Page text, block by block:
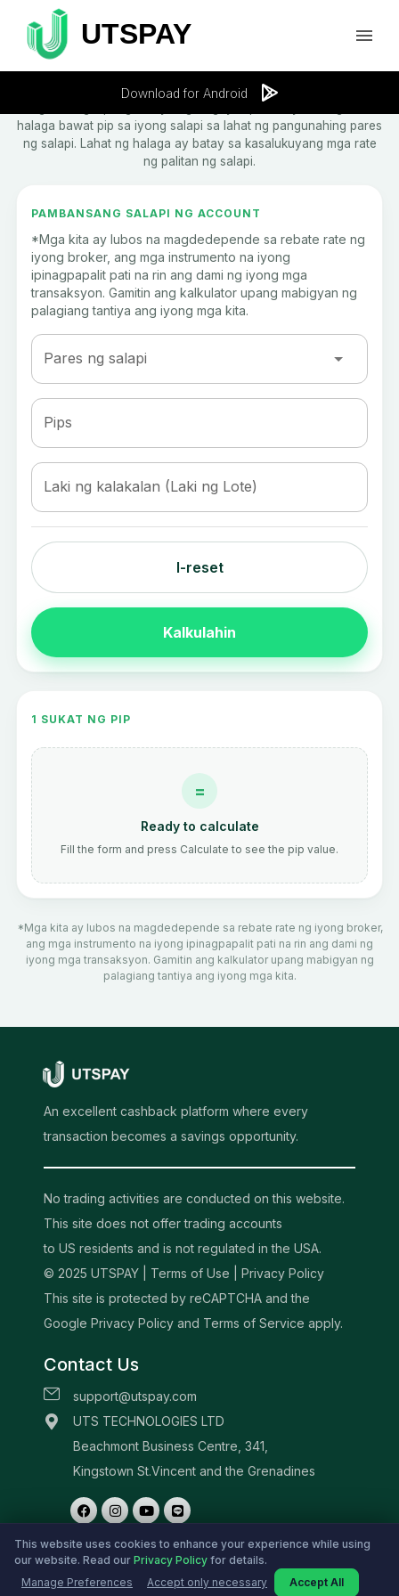
Download for Android
Kalkulator ng Pips
halaga bawat pip sa iyong salapi sa lahat ng pangunahing pares
ng salapi. Lahat ng halaga ay batay sa kasalukuyang mga rate
ng palitan ng salapi.
PAMBANSANG SALAPI NG ACCOUNT
*Mga kita ay lubos na magdedepende sa rebate rate ng
iyong broker, ang mga instrumento na iyong
ipinagpapalit pati na rin ang dami ng iyong mga
transaksyon. Gamitin ang kalkulator upang mabigyan ng
palagiang tantiya ang iyong mga kita.
Pares ng salapi
Pips
Laki ng kalakalan (Laki ng Lote)
I-reset
Kalkulahin
1 SUKAT NG PIP
=
Ready to calculate
Fill the form and press Calculate to see the pip value.
*Mga kita ay lubos na magdedepende sa rebate rate ng iyong broker,
ang mga instrumento na iyong ipinagpapalit pati na rin ang dami ng
iyong mga transaksyon. Gamitin ang kalkulator upang mabigyan ng
palagiang tantiya ang iyong mga kita.
This website uses cookies to enhance your experience while using
our website. Read our Privacy Policy for details.
Manage Preferences
Accept only necessary Accept All